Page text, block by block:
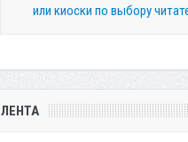
или киоски по выбору
ЛЕНТА